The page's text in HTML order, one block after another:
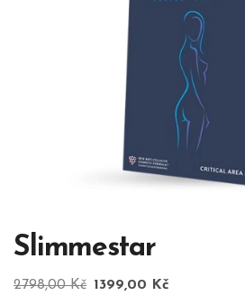
Slimmestar
2798,00Kč Původní
1399,00 Kč